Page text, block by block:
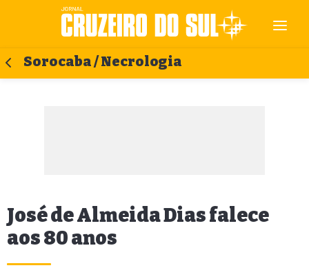
Sorocaba / Necrologia
José de Almeida Dias falece
aos 80 anos